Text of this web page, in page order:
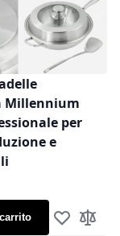
Millennium
per
e
Añadir a